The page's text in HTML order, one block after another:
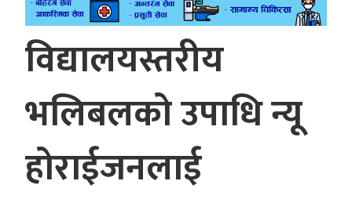
विद्यालयस्तरीय
भलिबलको उपाधि न्यू
होराईजनलाई